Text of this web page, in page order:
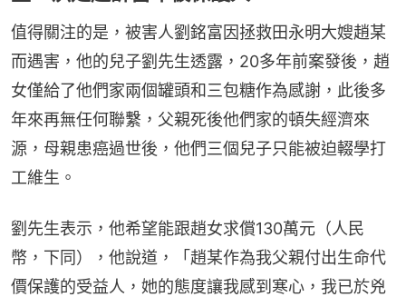
值得關注的是，被害人劉銘富因拯救田永明大嫂趙某
而遇害，他的兒子劉先生透露，20多年前案發後，趙
女僅給了他們家兩個罐頭和三包糖作為感謝，此後多
年來再無任何聯繫，父親死後他們家的頓失經濟來
源，母親患癌過世後，他們三個兒子只能被迫輟學打
工維生。
劉先生表示，他希望能跟趙女求償130萬元（人民
幣，下同），他說道，「趙某作為我父親付出生命代
價保護的受益人，她的態度讓我感到寒心，我已於兇